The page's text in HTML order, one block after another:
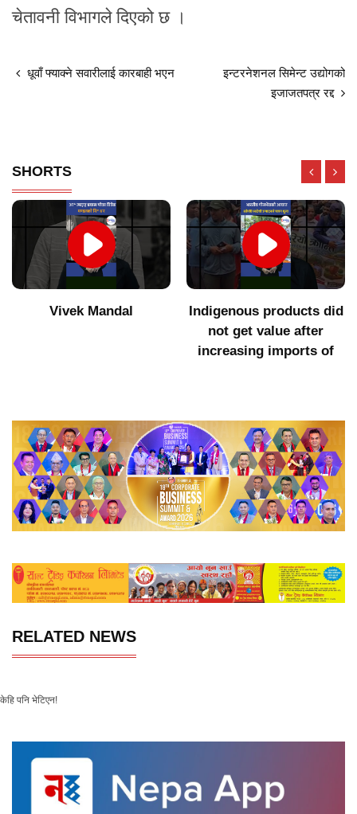
चेतावनी विभागले दिएको छ ।
धूवाँ फ्याक्ने सवारीलाई कारबाही भएन
इन्टरनेशनल सिमेन्ट उद्योगको
इजाजतपत्र रद्द
SHORTS
Vivek Mandal
Indigenous products did
not get value after
increasing imports of
RELATED NEWS
केहि पनि भेटिएन!